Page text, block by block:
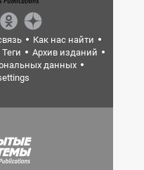
Как нас найти
Теги
Архив изданий
данных